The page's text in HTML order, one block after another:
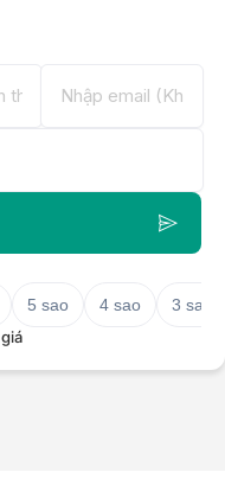
5 sao 4 sao
3 sao